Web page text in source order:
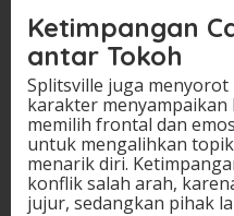
Ketimpangan
antar Tokoh
Splitsville juga
karakter menyampaikan
memilih frontal dan
untuk mengalihkan
menarik diri.
konflik salah arah,
jujur, sedangkan pihak